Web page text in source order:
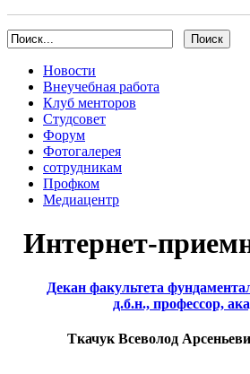
Новости
Внеучебная работа
Клуб менторов
Студсовет
Форум
Фотогалерея
сотрудникам
Профком
Медиацентр
Интернет-
Декан факультета
д.б.н., профессор,
Ткачук Всеволод